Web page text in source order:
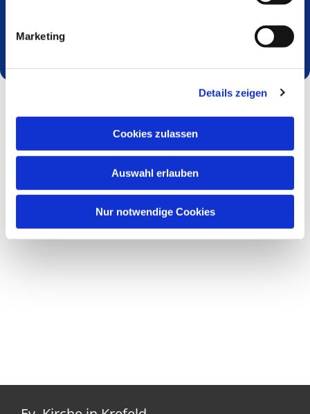
Marketing
Details zeigen
Cookies zulassen
Auswahl erlauben
Nur notwendige Cookies
Dies könnte Sie auch interessieren